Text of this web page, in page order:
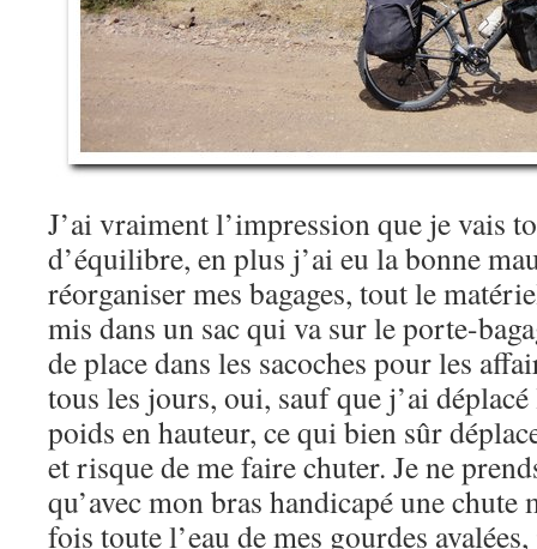
J’ai vraiment l’impression que je vais
d’équilibre, en plus j’ai eu la bonne
réorganiser mes bagages, tout le
mis dans un sac qui va sur le porte-
de place dans les sacoches pour les
tous les jours, oui, sauf que j’ai
poids en hauteur, ce qui bien sûr
et risque de me faire chuter. Je ne
qu’avec mon bras handicapé une
fois toute l’eau de mes gourdes